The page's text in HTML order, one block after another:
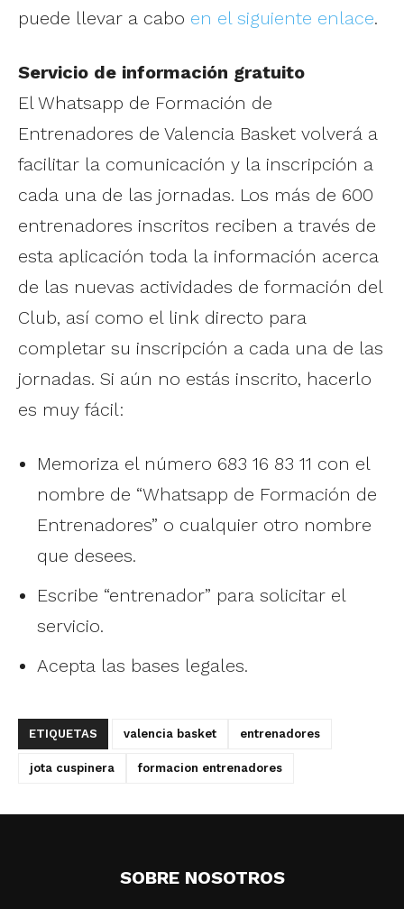
puede llevar a cabo en el siguiente enlace.
Servicio de información gratuito
El Whatsapp de Formación de
Entrenadores de Valencia Basket volverá a
facilitar la comunicación y la inscripción a
cada una de las jornadas. Los más de 600
entrenadores inscritos reciben a través de
esta aplicación toda la información acerca
de las nuevas actividades de formación del
Club, así como el link directo para
completar su inscripción a cada una de las
jornadas. Si aún no estás inscrito, hacerlo
es muy fácil:
Memoriza el número 683 16 83 11 con el
nombre de “Whatsapp de Formación de
Entrenadores” o cualquier otro nombre
que desees.
Escribe “entrenador” para solicitar el
servicio.
Acepta las bases legales.
ETIQUETAS valencia basket entrenadores
jota cuspinera formacion entrenadores
SOBRE NOSOTROS